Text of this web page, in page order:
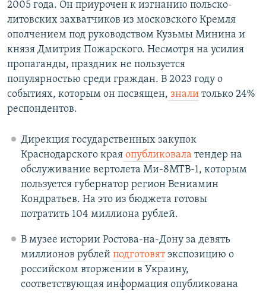
2005 года. Он приурочен к изгнанию польско-
литовских захватчиков из московского Кремля
ополчением под руководством Кузьмы Минина и
князя Дмитрия Пожарского. Несмотря на усилия
пропаганды, праздник не пользуется
популярностью среди граждан. В 2023 году о
событиях, которым он посвящен, знали только 24%
респондентов.
Дирекция государственных закупок
Краснодарского краяопубликовала тендер на
обслуживание вертолета Ми-8МТВ-1, которым
пользуется губернатор регион Вениамин
Кондратьев. На это из бюджета готовы
потратить 104 миллиона рублей.
В музее истории Ростова-на-Дону за девять
миллионов рублей подготовятэкспозицию о
российском вторжении в Украину,
соответствующая информация опубликована